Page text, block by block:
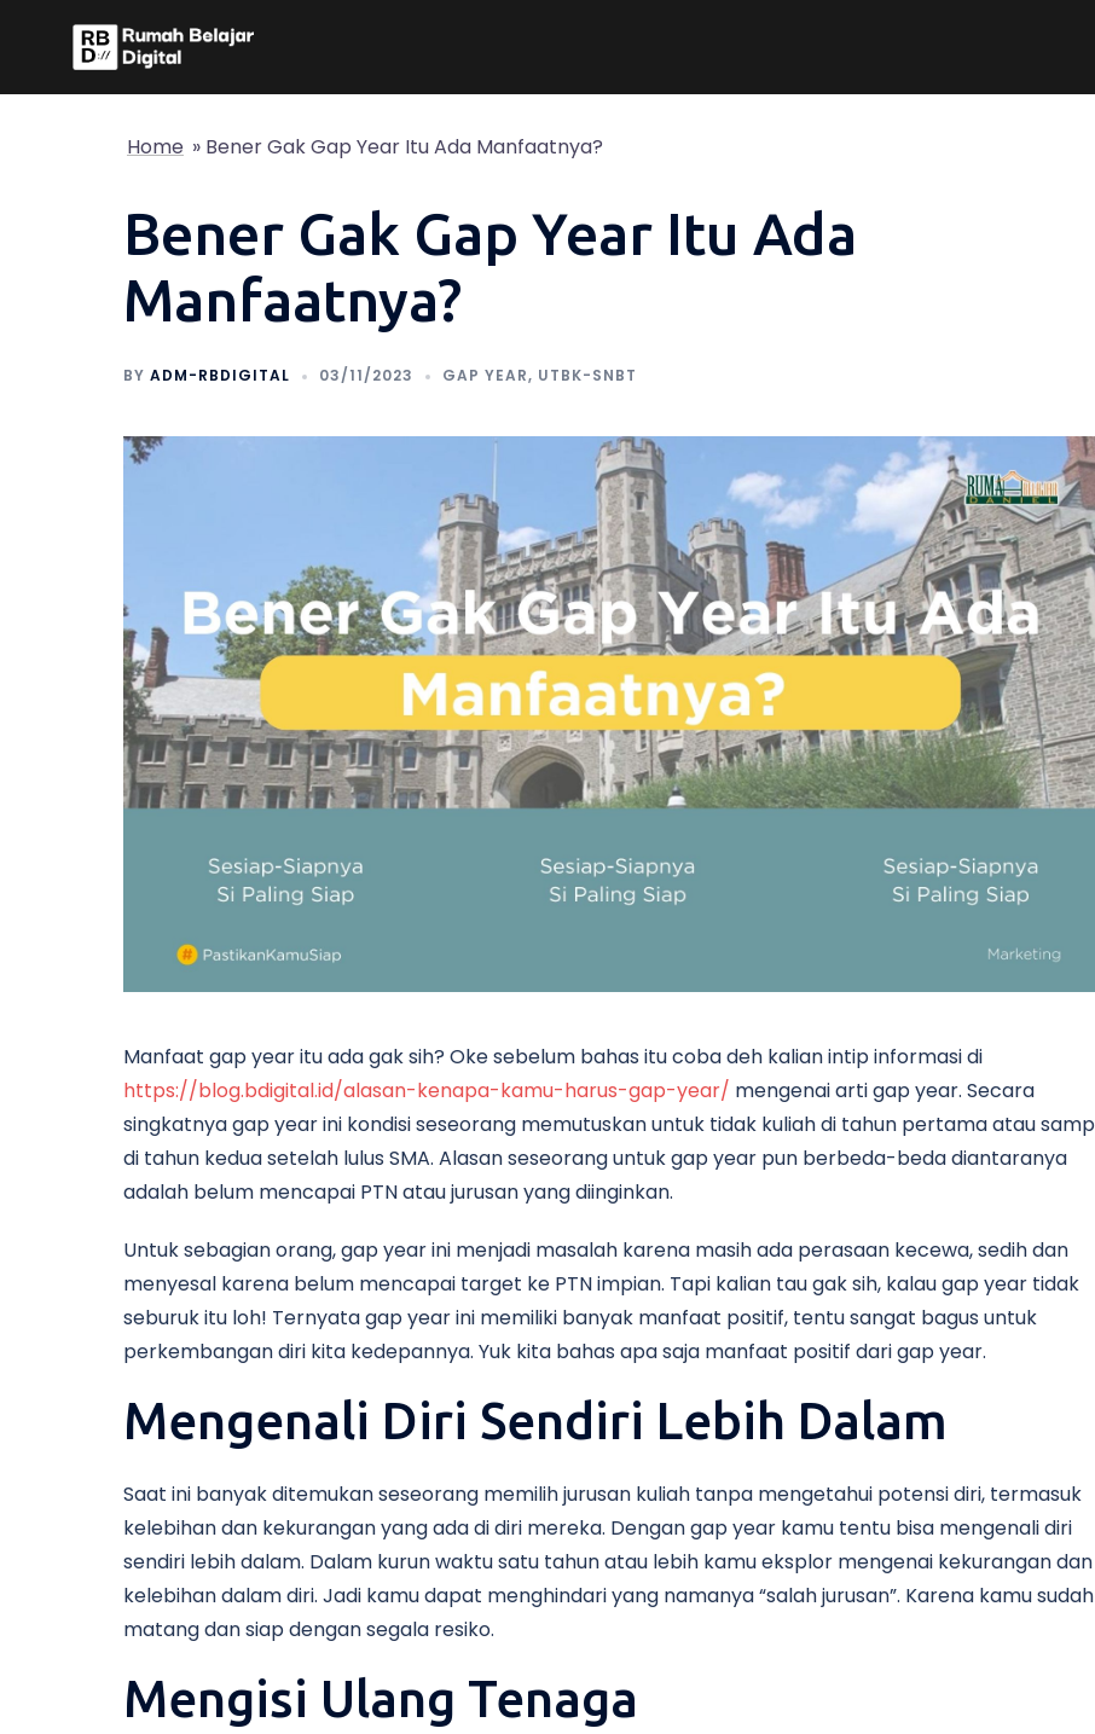
Home » Bener Gak Gap Year Itu Ada Manfaatnya?
Bener Gak Gap Year Itu Ada
Manfaatnya?
BY ADM-RBDIGITAL 03/11/2023 GAP YEAR, UTBK-SNBT
Manfaat gap year itu ada gak sih? Oke sebelum bahas itu coba deh kalian intip informasi di
https://blog.bdigital.id/alasan-kenapa-kamu-harus-gap-year/ mengenai arti gap year. Secara
singkatnya gap year ini kondisi seseorang memutuskan untuk tidak kuliah di tahun pertama atau
di tahun kedua setelah lulus SMA. Alasan seseorang untuk gap year pun berbeda-beda diantaranya
adalah belum mencapai PTN atau jurusan yang diinginkan.
Untuk sebagian orang, gap year ini menjadi masalah karena masih ada perasaan kecewa, sedih dan
menyesal karena belum mencapai target ke PTN impian. Tapi kalian tau gak sih, kalau gap year tidak
seburuk itu loh! Ternyata gap year ini memiliki banyak manfaat positif, tentu sangat bagus untuk
perkembangan diri kita kedepannya. Yuk kita bahas apa saja manfaat positif dari gap year.
Mengenali Diri Sendiri Lebih Dalam
Saat ini banyak ditemukan seseorang memilih jurusan kuliah tanpa mengetahui potensi diri, termasuk
kelebihan dan kekurangan yang ada di diri mereka. Dengan gap year kamu tentu bisa mengenali diri
sendiri lebih dalam. Dalam kurun waktu satu tahun atau lebih kamu eksplor mengenai kekurangan dan
kelebihan dalam diri. Jadi kamu dapat menghindari yang namanya “salah jurusan”. Karena kamu sudah
matang dan siap dengan segala resiko.
Mengisi Ulang Tenaga